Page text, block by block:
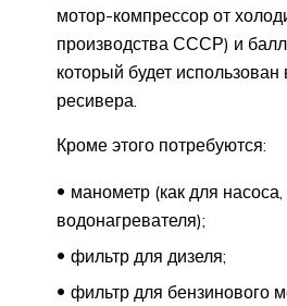
мотор-компрессор от
производства СССР) и
который будет использован
ресивера.
Кроме этого потребуются:
манометр (как для насоса,
водонагревателя);
фильтр для дизеля;
фильтр для бензинового